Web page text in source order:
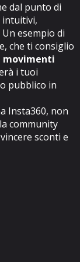
dal punto di
intuitivi,
esempio di
che ti consiglio
movimenti
i tuoi
pubblico in
Insta360, non
community
sconti e